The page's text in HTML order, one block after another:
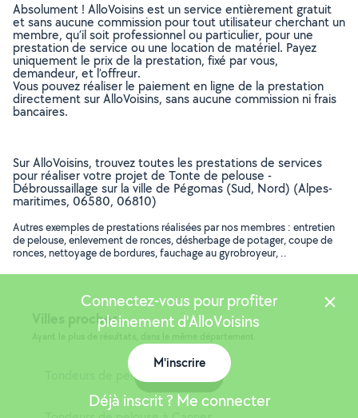
Absolument ! AlloVoisins est un service entièrement gratuit
et sans aucune commission pour tout utilisateur cherchant un
membre, qu’il soit professionnel ou particulier, pour une
prestation de service ou une location de matériel. Payez
uniquement le prix de la prestation, fixé par vous,
demandeur, et l’offreur.
Vous pouvez réaliser le paiement en ligne de la prestation
directement sur AlloVoisins, sans aucune commission ni frais
bancaires.
Sur AlloVoisins, trouvez toutes les prestations de services
pour réaliser votre projet de Tonte de pelouse -
Débroussaillage sur la ville de Pégomas (Sud, Nord) (Alpes-
maritimes, 06580, 06810)
Autres exemples de prestations réalisées par nos membres : entretien
de pelouse, enlevement de ronces, désherbage de potager, coupe de
ronces, nettoyage de bordures, fauchage au gyrobroyeur, ..
Villes proches
Tondeurs de pelouse à Nice
Connectez-vous pour profiter
pleinement d'AlloVoisins
M'inscrire
Déjà inscrit ? Me connecter